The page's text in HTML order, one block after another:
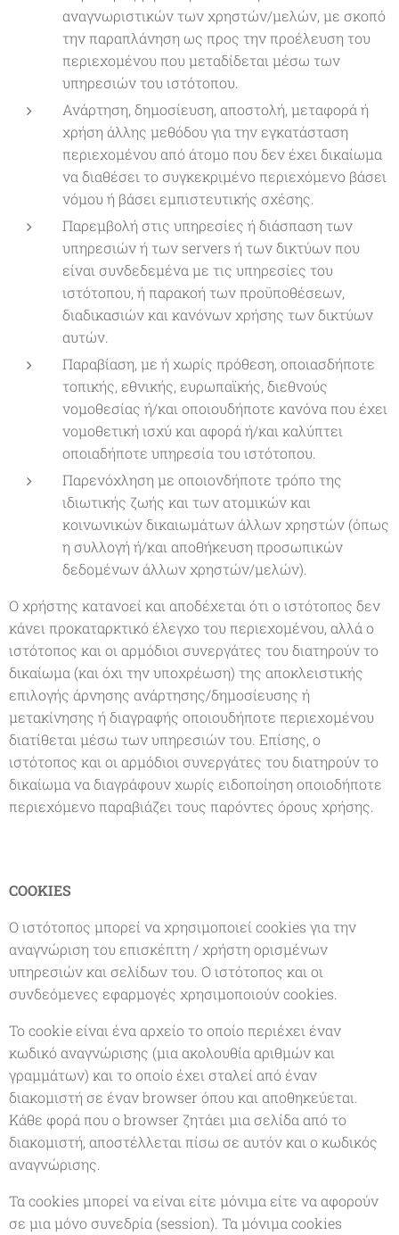
αναγνωριστικών των χρηστών/μελών, με σκοπό
την παραπλάνηση ως προς την προέλευση του
περιεχομένου που μεταδίδεται μέσω των
υπηρεσιών του ιστότοπου.
Ανάρτηση, δημοσίευση, αποστολή, μεταφορά ή
χρήση άλλης μεθόδου για την εγκατάσταση
περιεχομένου από άτομο που δεν έχει δικαίωμα
να διαθέσει το συγκεκριμένο περιεχόμενο βάσει
νόμου ή βάσει εμπιστευτικής σχέσης.
Παρεμβολή στις υπηρεσίες ή διάσπαση των
υπηρεσιών ή των servers ή των δικτύων που
είναι συνδεδεμένα με τις υπηρεσίες του
ιστότοπου, ή παρακοή των προϋποθέσεων,
διαδικασιών και κανόνων χρήσης των δικτύων
αυτών.
Παραβίαση, με ή χωρίς πρόθεση, οποιασδήποτε
τοπικής, εθνικής, ευρωπαϊκής, διεθνούς
νομοθεσίας ή/και οποιουδήποτε κανόνα που έχει
νομοθετική ισχύ και αφορά ή/και καλύπτει
οποιαδήποτε υπηρεσία του ιστότοπου.
Παρενόχληση με οποιονδήποτε τρόπο της
ιδιωτικής ζωής και των ατομικών και
κοινωνικών δικαιωμάτων άλλων χρηστών (όπως
η συλλογή ή/και αποθήκευση προσωπικών
δεδομένων άλλων χρηστών/μελών).
Ο χρήστης κατανοεί και αποδέχεται ότι ο ιστότοπος δεν
κάνει προκαταρκτικό έλεγχο του περιεχομένου, αλλά ο
ιστότοπος και οι αρμόδιοι συνεργάτες του διατηρούν το
δικαίωμα (και όχι την υποχρέωση) της αποκλειστικής
επιλογής άρνησης ανάρτησης/δημοσίευσης ή
μετακίνησης ή διαγραφής οποιουδήποτε περιεχομένου
διατίθεται μέσω των υπηρεσιών του. Επίσης, ο
ιστότοπος και οι αρμόδιοι συνεργάτες του διατηρούν το
δικαίωμα να διαγράφουν χωρίς ειδοποίηση οποιοδήποτε
περιεχόμενο παραβιάζει τους παρόντες όρους χρήσης.
COOKIES
Ο ιστότοπος μπορεί να χρησιμοποιεί cookies για την
αναγνώριση του επισκέπτη / χρήστη ορισμένων
υπηρεσιών και σελίδων του. Ο ιστότοπος και οι
συνδεόμενες εφαρμογές χρησιμοποιούν cookies.
Το cookie είναι ένα αρχείο το οποίο περιέχει έναν
κωδικό αναγνώρισης (μια ακολουθία αριθμών και
γραμμάτων) και το οποίο έχει σταλεί από έναν
διακομιστή σε έναν browser όπου και αποθηκεύεται.
Κάθε φορά που ο browser ζητάει μια σελίδα από το
διακομιστή, αποστέλλεται πίσω σε αυτόν και ο κωδικός
αναγνώρισης.
Τα cookies μπορεί να είναι είτε μόνιμα είτε να αφορούν
σε μια μόνο συνεδρία (session). Τα μόνιμα cookies